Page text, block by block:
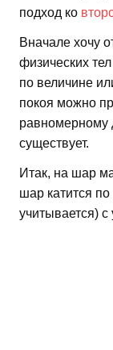
подход ко
Вначале хочу
физических
по величине
покоя можно
равномерному
существует.
Итак, на шар
шар катится по
учитывается)